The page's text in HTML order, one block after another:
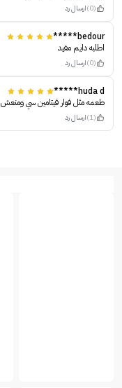
(0) ارسال رد
bedour*****
اطلبه دايم مفيد
(0) ارسال رد
huda d*****
طعمه مثل فوار فيتامين سي ومنعش
(1) ارسال رد